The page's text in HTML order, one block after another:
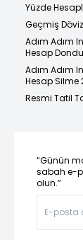
Yüzde
Geçmiş
Adım Adım
Hesap
Adım Adım
Hesap Silme
Resmi Tatil
“Günün
sabah e-
olun.”